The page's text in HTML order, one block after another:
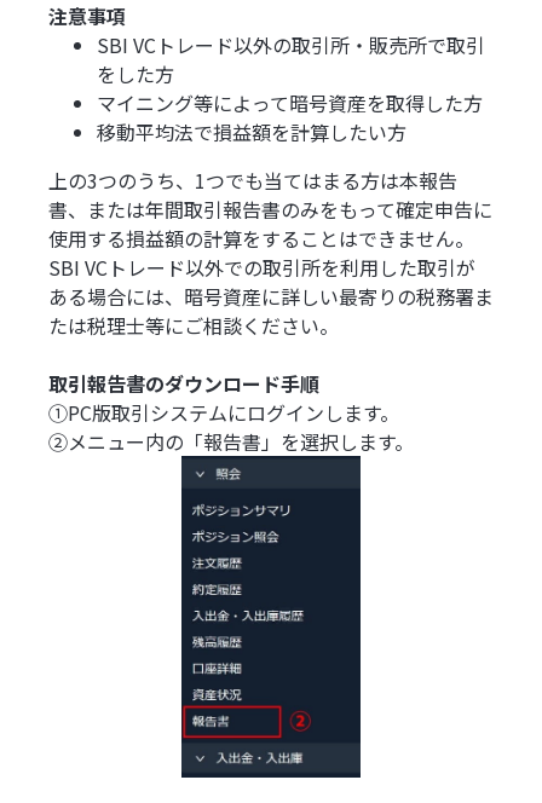
注意事項
SBI VCトレード以外の取引所・販売所で取引
をした方
マイニング等によって暗号資産を取得した方
移動平均法で損益額を計算したい方
上の3つのうち、1つでも当てはまる方は本報告
書、または年間取引報告書のみをもって確定申告に
使用する損益額の計算をすることはできません。
SBI VCトレード以外での取引所を利用した取引が
ある場合には、暗号資産に詳しい最寄りの税務署ま
たは税理士等にご相談ください。
取引報告書のダウンロード手順
①PC版取引システムにログインします。
②メニュー内の「報告書」を選択します。